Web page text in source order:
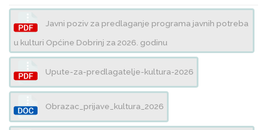
Javni poziv za predlaganje programa javnih potreba
u kulturi Općine Dobrinj za 2026. godinu
Upute-za-predlagatelje-kultura-2026
Obrazac_prijave_kultura_2026